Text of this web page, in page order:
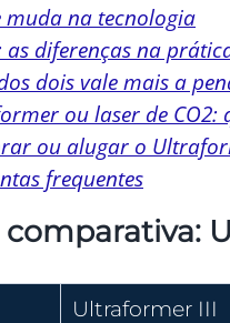
muda na tecnologia
as diferenças na
dois vale mais a
ou laser de CO2:
ou alugar o
frequentes
comparativa:
Ultraformer III